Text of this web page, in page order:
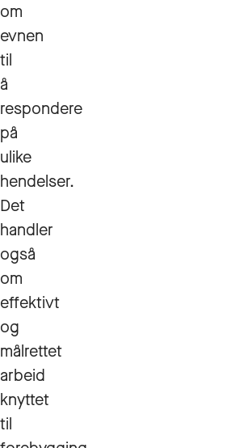
om
evnen
til
å
respondere
på
ulike
hendelser.
Det
handler
også
om
effektivt
og
målrettet
arbeid
knyttet
til